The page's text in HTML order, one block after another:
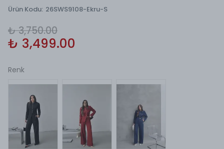
Ürün Kodu: 26SWS9108-Ekru-S
₺ 3,750.00
₺ 3,499.00
Renk